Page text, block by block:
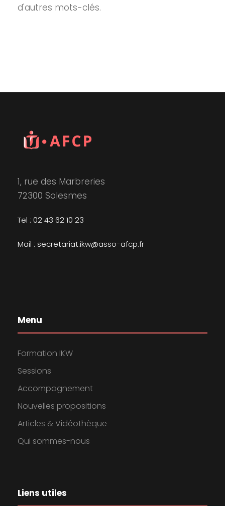
d'autres mots-clés.
1, rue des Marbreries
72300 Solesmes
Tel : 02 43 62 10 23
Mail : secretariat.ikw@asso-afcp.fr
Menu
Formation IKW
Sessions
Accompagnement
Nouvelles propositions
Articles & Vidéothèque
Qui sommes-nous
Liens utiles